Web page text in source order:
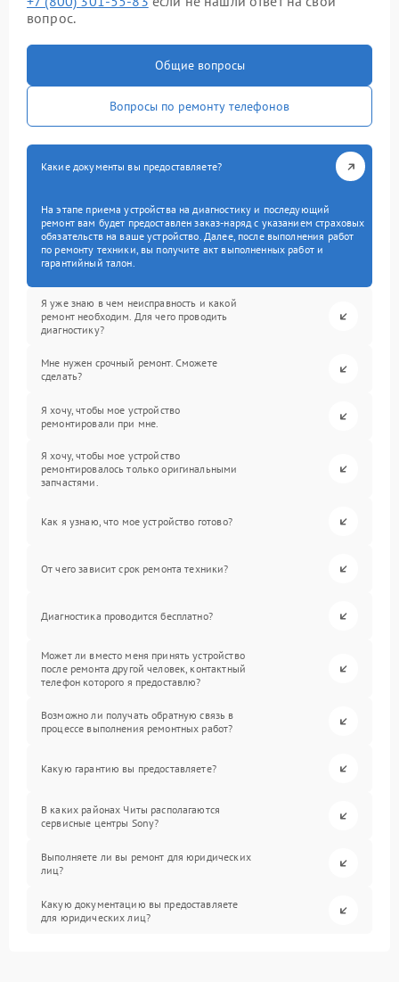
вопрос.
Общие вопросы
Вопросы по ремонту телефонов
Какие документы вы предоставляете?
На этапе приема устройства на диагностику и последующий
ремонт вам будет предоставлен заказ-наряд с указанием страховых
обязательств на ваше устройство. Далее, после выполнения работ
по ремонту техники, вы получите акт выполненных работ и
гарантийный талон.
Я уже знаю в чем неисправность и какой
ремонт необходим. Для чего проводить
диагностику?
Мне нужен срочный ремонт. Сможете
сделать?
Я хочу, чтобы мое устройство
ремонтировали при мне.
Я хочу, чтобы мое устройство
ремонтировалось только оригинальными
запчастями.
Как я узнаю, что мое устройство готово?
От чего зависит срок ремонта техники?
Диагностика проводится бесплатно?
Может ли вместо меня принять устройство
после ремонта другой человек, контактный
телефон которого я предоставлю?
Возможно ли получать обратную связь в
процессе выполнения ремонтных работ?
Какую гарантию вы предоставляете?
В каких районах Читы располагаются
сервисные центры Sony?
Выполняете ли вы ремонт для юридических
лиц?
Какую документацию вы предоставляете
для юридических лиц?